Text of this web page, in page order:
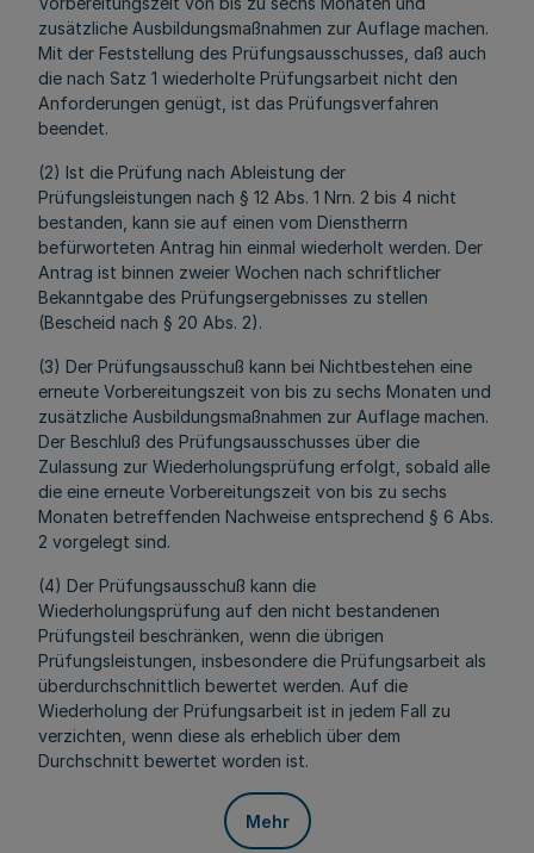
zusätzliche Ausbildungsmaßnahmen zur Auflage machen.
Mit der Feststellung des Prüfungsausschusses, daß auch
die nach Satz 1 wiederholte Prüfungsarbeit nicht den
Anforderungen genügt, ist das Prüfungsverfahren
beendet.
(2) Ist die Prüfung nach Ableistung der
Prüfungsleistungen nach § 12 Abs. 1 Nrn. 2 bis 4 nicht
bestanden, kann sie auf einen vom Dienstherrn
befürworteten Antrag hin einmal wiederholt werden. Der
Antrag ist binnen zweier Wochen nach schriftlicher
Bekanntgabe des Prüfungsergebnisses zu stellen
(Bescheid nach § 20 Abs. 2).
(3) Der Prüfungsausschuß kann bei Nichtbestehen eine
erneute Vorbereitungszeit von bis zu sechs Monaten und
zusätzliche Ausbildungsmaßnahmen zur Auflage machen.
Der Beschluß des Prüfungsausschusses über die
Zulassung zur Wiederholungsprüfung erfolgt, sobald alle
die eine erneute Vorbereitungszeit von bis zu sechs
Monaten betreffenden Nachweise entsprechend § 6 Abs.
2 vorgelegt sind.
(4) Der Prüfungsausschuß kann die
Wiederholungsprüfung auf den nicht bestandenen
Prüfungsteil beschränken, wenn die übrigen
Prüfungsleistungen, insbesondere die Prüfungsarbeit als
überdurchschnittlich bewertet werden. Auf die
Wiederholung der Prüfungsarbeit ist in jedem Fall zu
verzichten, wenn diese als erheblich über dem
Durchschnitt bewertet worden ist.
Mehr